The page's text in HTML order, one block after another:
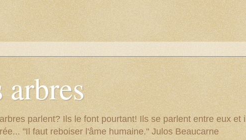
parlent? Ils le font pourtant! Ils se parlent entre eux
"Il faut reboiser l'âme humaine." Julos Beaucarne